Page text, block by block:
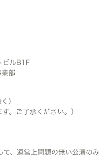
ビルB1F
部
）
。ご了承ください。）
、運営上問題の無い公演のみ